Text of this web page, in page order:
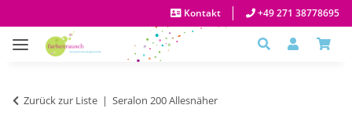
Kontakt +49 271 38778695
Zurück zur Liste Seralon 200 Allesnäher